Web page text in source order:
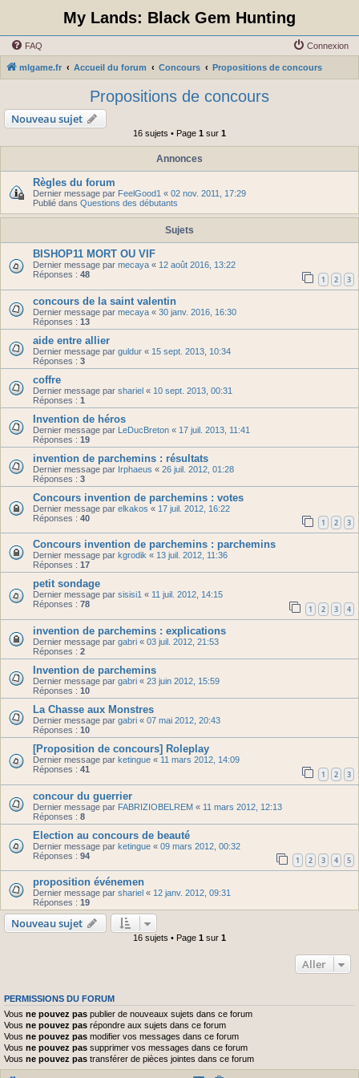
My Lands: Black Gem Hunting
FAQ Connexion
mlgame.fr Accueil du forum Concours Propositions de concours
Propositions de concours
Nouveau sujet
16 sujets • Page 1 sur 1
Annonces
Règles du forum
Dernier message par FeelGood1 « 02 nov. 2011, 17:29
Publié dans Questions des débutants
Sujets
BISHOP11 MORT OU VIF
Dernier message par mecaya « 12 août 2016, 13:22
Réponses : 48 1 2 3
concours de la saint valentin
Dernier message par mecaya « 30 janv. 2016, 16:30
Réponses : 13
aide entre allier
Dernier message par guldur « 15 sept. 2013, 10:34
Réponses : 3
coffre
Dernier message par shariel « 10 sept. 2013, 00:31
Réponses : 1
Invention de héros
Dernier message par LeDucBreton « 17 juil. 2013, 11:41
Réponses : 19
invention de parchemins : résultats
Dernier message par Irphaeus « 26 juil. 2012, 01:28
Réponses : 3
Concours invention de parchemins : votes
Dernier message par elkakos « 17 juil. 2012, 16:22
Réponses : 40 1 2 3
Concours invention de parchemins : parchemins
Dernier message par kgrodik « 13 juil. 2012, 11:36
Réponses : 17
petit sondage
Dernier message par sisisi1 « 11 juil. 2012, 14:15
Réponses : 78 1 2 3 4
invention de parchemins : explications
Dernier message par gabri « 03 juil. 2012, 21:53
Réponses : 2
Invention de parchemins
Dernier message par gabri « 23 juin 2012, 15:59
Réponses : 10
La Chasse aux Monstres
Dernier message par gabri « 07 mai 2012, 20:43
Réponses : 10
[Proposition de concours] Roleplay
Dernier message par ketingue « 11 mars 2012, 14:09
Réponses : 41 1 2 3
concour du guerrier
Dernier message par FABRIZIOBELREM « 11 mars 2012, 12:13
Réponses : 8
Election au concours de beauté
Dernier message par ketingue « 09 mars 2012, 00:32
Réponses : 94 1 2 3 4 5
proposition événemen
Dernier message par shariel « 12 janv. 2012, 09:31
Réponses : 19
Nouveau sujet
16 sujets • Page 1 sur 1
Aller
PERMISSIONS DU FORUM
Vous ne pouvez pas publier de nouveaux sujets dans ce forum
Vous ne pouvez pas répondre aux sujets dans ce forum
Vous ne pouvez pas modifier vos messages dans ce forum
Vous ne pouvez pas supprimer vos messages dans ce forum
Vous ne pouvez pas transférer de pièces jointes dans ce forum